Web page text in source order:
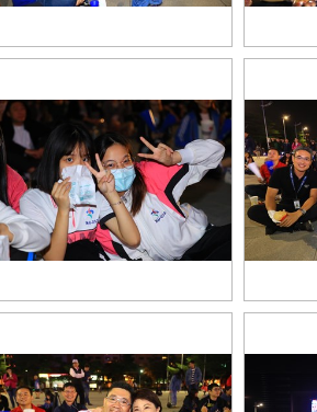
TSAI7838
TSAI7900